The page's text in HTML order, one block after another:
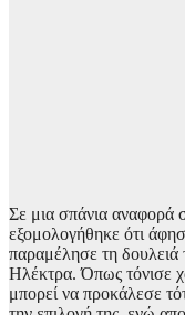
Σε μια σπάνια αναφορά
εξομολογήθηκε ότι
παραμέλησε τη δουλειά
Ηλέκτρα. Όπως τόνισε
μπορεί να προκάλεσε